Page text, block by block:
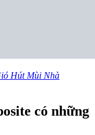
Hút Mùi Nhà
có những